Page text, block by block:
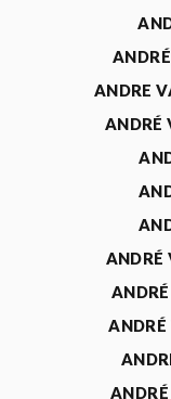
ANDRE
ANDRÉ
ANDRÉ
ANDRÉ